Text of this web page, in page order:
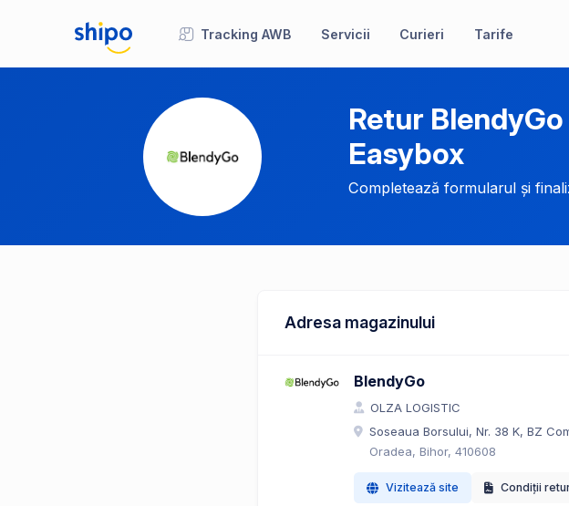
Tracking AWB Servicii Curieri Tarife
Retur
Easybox
Completează formularul și
Adresa magazinului
BlendyGo
OLZA LOGISTIC
Soseaua Borsului, Nr. 38 K, BZ
Oradea, Bihor, 410608
Vizitează site Condiții